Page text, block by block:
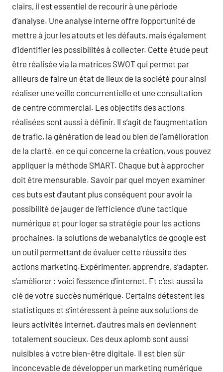
clairs, il est essentiel de recourir à une période
d’analyse. Une analyse interne offre l’opportunité de
mettre à jour les atouts et les défauts, mais également
d’identifier les possibilités à collecter. Cette étude peut
être réalisée via la matrices SWOT qui permet par
ailleurs de faire un état de lieux de la société pour ainsi
réaliser une veille concurrentielle et une consultation
de centre commercial. Les objectifs des actions
réalisées sont aussi à définir. Il s’agit de l’augmentation
de trafic, la génération de lead ou bien de l’amélioration
de la clarté. en ce qui concerne la création, vous pouvez
appliquer la méthode SMART. Chaque but à approcher
doit être mensurable. Savoir par quel moyen examiner
ces buts est d’autant plus conséquent pour avoir la
possibilité de jauger de l’efficience d’une tactique
numérique et pour loger sa stratégie pour les actions
prochaines. la solutions de webanalytics de google est
un outil permettant de évaluer cette réussite des
actions marketing.Expérimenter, apprendre, s’adapter,
s’améliorer : voici l’essence d’internet. Et c’est aussi la
clé de votre succès numérique. Certains détestent les
statistiques et s’intéressent à peine aux solutions de
leurs activités internet, d’autres mais en deviennent
totalement soucieux. Ces deux aplomb sont aussi
nuisibles à votre bien-être digitale. Il est bien sûr
inconcevable de développer un marketing numérique